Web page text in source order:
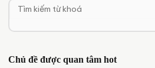
Chủ đề được quan tâm hot